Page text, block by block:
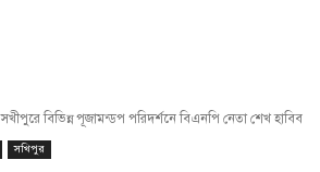
সখীপুরে বিভিন্ন পূজামন্ডপ পরিদর্শনে বিএনপি নেতা শেখ হাবিব
সখিপুর